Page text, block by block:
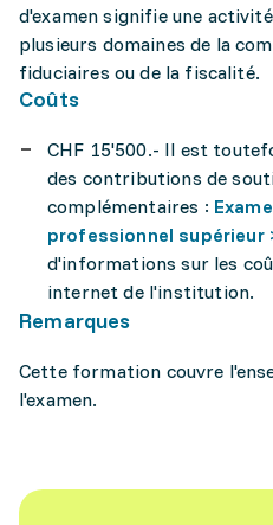
d'examen signifie une
plusieurs domaines de la
fiduciaires ou de la fiscalité.
Coûts
CHF 15'500.- Il est
des contributions de
complémentaires :
professionnel supérieur
d'informations sur les
internet de l'institution.
Remarques
Cette formation couvre
l'examen.